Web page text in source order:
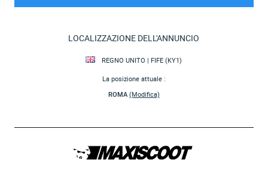
LOCALIZZAZIONE DELL'ANNUNCIO
REGNO UNITO | FIFE (KY1)
La posizione attuale :
ROMA (Modifica)